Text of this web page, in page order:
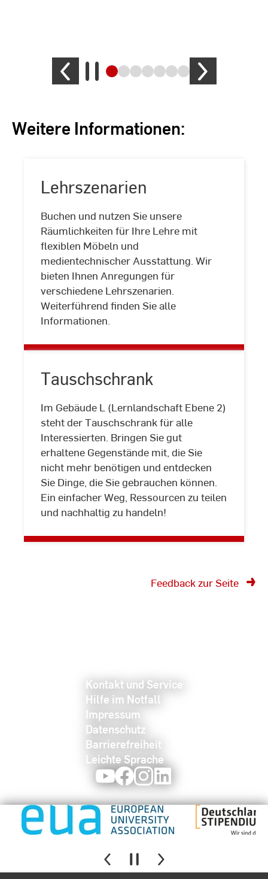
Weitere Informationen:
Lehrszenarien
Buchen und nutzen Sie unsere
Räumlichkeiten für Ihre Lehre mit
flexiblen Möbeln und
medientechnischer Ausstattung. Wir
bieten Ihnen Anregungen für
verschiedene Lehrszenarien.
Weiterführend finden Sie alle
Informationen.
Lehrszenarien
Tauschschrank
Im Gebäude L (Lernlandschaft Ebene 2)
steht der Tauschschrank für alle
Interessierten. Bringen Sie gut
erhaltene Gegenstände mit, die Sie
nicht mehr benötigen und entdecken
Sie Dinge, die Sie gebrauchen können.
Ein einfacher Weg, Ressourcen zu teilen
und nachhaltig zu handeln!
Tauschschrank
Feedback zur Seite
Kontakt und Service
Hilfe im Notfall
Impressum
Datenschutz
Barrierefreiheit
Leichte Sprache
YoutubeFacebookInstagram